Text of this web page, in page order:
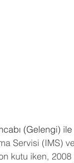
(Gelengi)
Servisi (IMS)
kutu iken, 2008